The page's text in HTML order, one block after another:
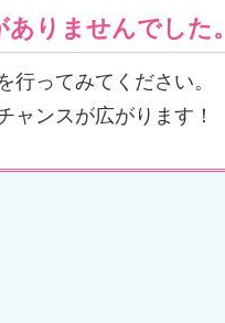
りませんでした。
行ってみてください。
ャンスが広がります！